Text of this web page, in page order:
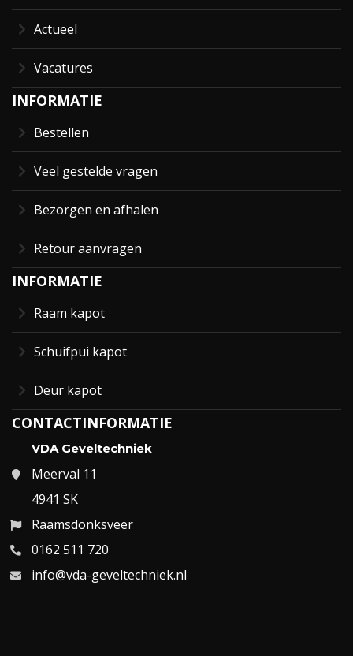
Actueel
Vacatures
INFORMATIE
Bestellen
Veel gestelde vragen
Bezorgen en afhalen
Retour aanvragen
INFORMATIE
Raam kapot
Schuifpui kapot
Deur kapot
CONTACTINFORMATIE
VDA Geveltechniek
Meerval 11
4941 SK
Raamsdonksveer
0162 511 720
info@vda-geveltechniek.nl